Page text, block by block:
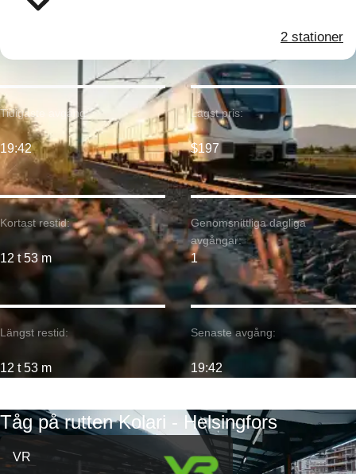
2 stationer
Kortast restid:
12 t 53 m
Tidigaste avgång:
19:42
Längst restid:
12 t 53 m
Lägst pris:
$197
Genomsnittliga dagliga
avgångar:
1
Senaste avgång:
19:42
Tåg på rutten Kolari - Helsingfors
VR